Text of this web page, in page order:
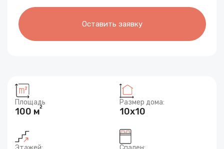
Оставить заявку
Площадь
100 м2
Размер дома:
10x10